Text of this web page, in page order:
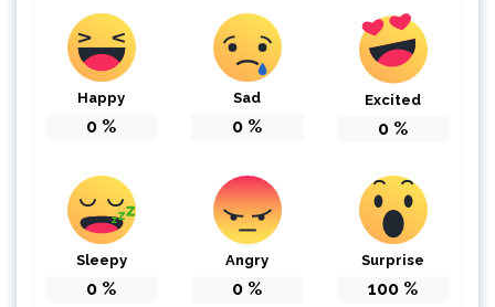
Happy
0 %
Sad
0 %
Excited
0 %
Sleepy
0 %
Angry
0 %
Surprise
100 %